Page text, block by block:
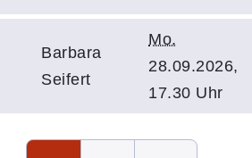
Barbara
Seifert
Mo.
28.09.2026,
17.30 Uhr